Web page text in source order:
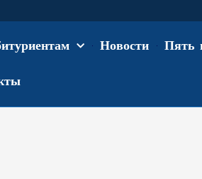
Новости Пять